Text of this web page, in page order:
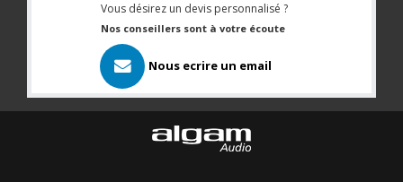
Vous désirez un devis personnalisé ?
Nos conseillers sont à votre écoute
Nous ecrire un email